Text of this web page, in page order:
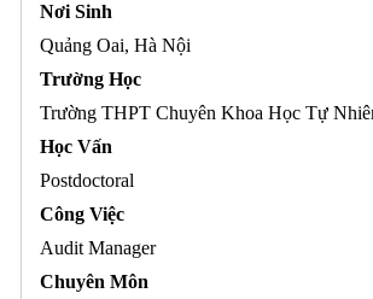
Nơi Sinh
Quảng Oai, Hà Nội
Trường Học
Trường THPT Chuyên Khoa Học Tự
Học Vấn
Postdoctoral
Công Việc
Audit Manager
Chuyên Môn